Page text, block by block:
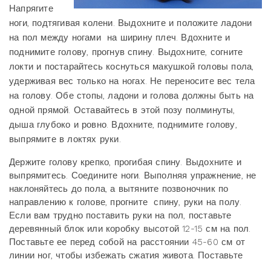
Напрягите
ноги, подтягивая колени. Выдохните и положите ладони
на пол между ногами на ширину плеч. Вдохните и
поднимите голову, прогнув спину. Выдохните, согните
локти и постарайтесь коснуться макушкой головы пола,
удерживая вес только на ногах. Не переносите вес тела
на голову. Обе стопы, ладони и голова должны быть на
одной прямой. Оставайтесь в этой позу полминуты,
дыша глубоко и ровно. Вдохните, поднимите голову,
выпрямите в локтях руки.
Держите голову крепко, прогибая спину. Выдохните и
выпрямитесь. Соедините ноги. Выполняя упражнение, не
наклоняйтесь до пола, а вытяните позвоночник по
направлению к голове, прогните спину, руки на полу.
Если вам трудно поставить руки на пол, поставьте
деревянный блок или коробку высотой 12-15 см на пол.
Поставьте ее перед собой на расстоянии 45-60 см от
линии ног, чтобы избежать сжатия живота. Поставьте